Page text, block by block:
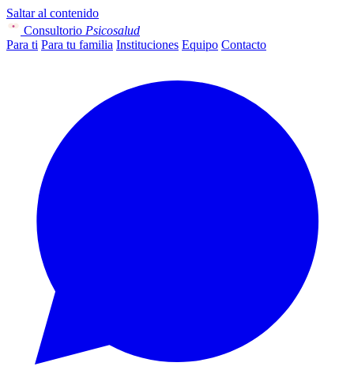
Saltar al contenido
Consultorio Psicosalud
Para ti Para tu familia Instituciones Equipo Contacto